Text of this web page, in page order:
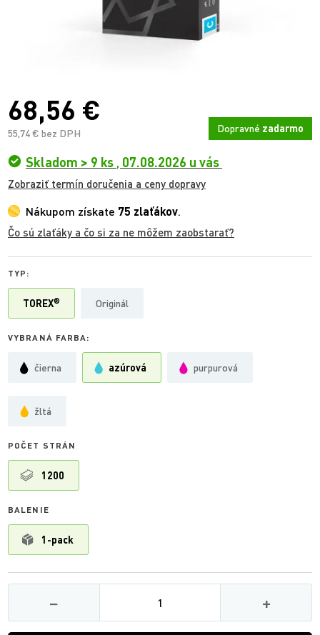
68,56 €
55,74 € bez DPH Dopravné zadarmo
Skladom > 9 ks , 07.08.2026 u vás
Zobraziť termín doručenia a ceny dopravy
Nákupom získate 75 zlaťákov.
Čo sú zlaťáky a čo si za ne môžem zaobstarať?
TYP:
TOREX® Originál
VYBRANÁ FARBA:
čierna azúrová purpurová
žltá
POČET STRÁN
1200
BALENIE
1-pack
−
Množství
+